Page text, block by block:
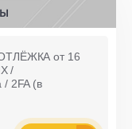
от 16
/
2FA (в